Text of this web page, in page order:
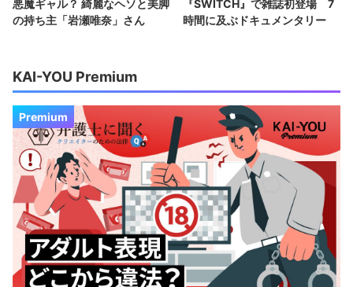
悪魔ギャル？ 綺麗なヘソと美脚
の持ち主「岩瀬唯奈」さん
『SWITCH』で雑誌初登場 7
時間に及ぶドキュメンタリー
KAI-YOU Premium
Premium